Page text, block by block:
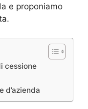
e proponiamo
cessione
d’azienda